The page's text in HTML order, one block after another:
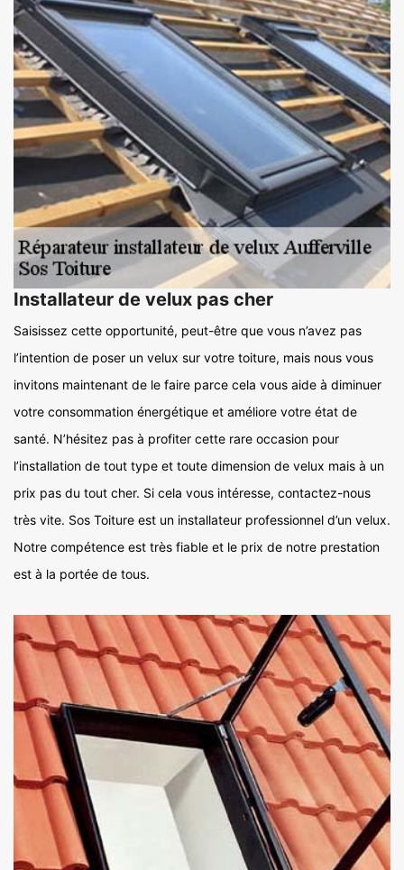
Installateur de velux pas cher
Saisissez cette opportunité, peut-être que vous n’avez pas
l’intention de poser un velux sur votre toiture, mais nous vous
invitons maintenant de le faire parce cela vous aide à diminuer
votre consommation énergétique et améliore votre état de
santé. N’hésitez pas à profiter cette rare occasion pour
l’installation de tout type et toute dimension de velux mais à un
prix pas du tout cher. Si cela vous intéresse, contactez-nous
très vite. Sos Toiture est un installateur professionnel d’un velux.
Notre compétence est très fiable et le prix de notre prestation
est à la portée de tous.